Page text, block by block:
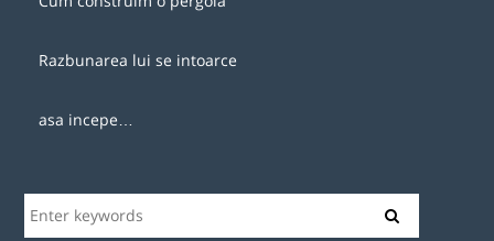
Razbunarea lui se intoarce
asa incepe…